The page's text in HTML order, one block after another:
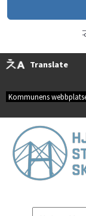
Translate
Kommunala